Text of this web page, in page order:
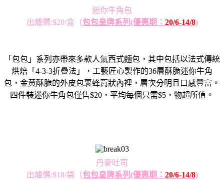
迷你牛角包
出爐價:$20/盒（包包皇牌系列 (優惠期： 20/6-14/8)
「包包」系列亦帶來多款人氣西式麵包，其中包括以法式傳統
烘焙「4-3-3折疊法」，工藝匠心製作的36層酥脆迷你牛角
包，金黃酥脆的外皮包裹蜂窩狀內裡，層次分明且口感豐富。
四件裝迷你牛角包僅售$20，平均每個只需$5，物超所值。
丹麥吐司
出爐價:$18/袋 （包包皇牌系列 (優惠期： 20/6-14/8)